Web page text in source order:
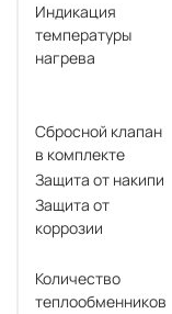
Индикация
температуры
нагрева
Сбросной клапан
в комплекте
Защита от накипи
Защита от
коррозии
Количество
теплообменников